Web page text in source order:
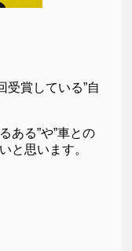
受賞している”自
ある”や”車との
と思います。